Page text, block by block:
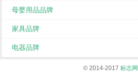
母婴用品品牌
家具品牌
电器品牌
© 2014-2017 标志网